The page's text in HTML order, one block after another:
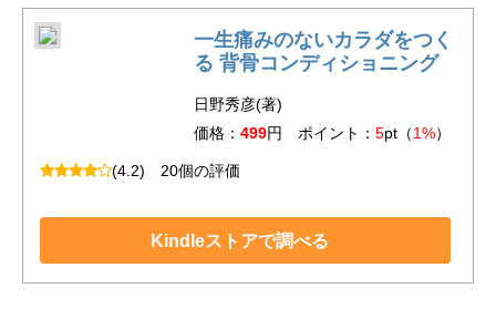
一生痛みのないカラダをつく
る 背骨コンディショニング
日野秀彦(著)
価格： 499円 ポイント： 5pt（1%）
(4.2) 20個の評価
Kindleストアで調べる